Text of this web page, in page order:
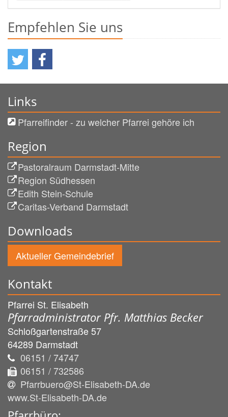
Empfehlen Sie uns
Links
Pfarreifinder - zu welcher Pfarrei gehöre ich
Region
Pastoralraum Darmstadt-Mitte
Region Südhessen
Edith Stein-Schule
Caritas-Verband Darmstadt
Downloads
Aktueller Gemeindebrief
Kontakt
Pfarrei St. Elisabeth
Pfarradministrator Pfr. Matthias Becker
Schloßgartenstraße 57
64289 Darmstadt
06151 / 74747
06151 / 732586
Pfarrbuero@St-Elisabeth-DA.de
www.St-Elisabeth-DA.de